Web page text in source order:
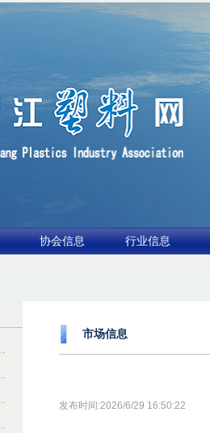
协会信息 行业信息
市场信息
发布时间:2026/6/29 16:50:22